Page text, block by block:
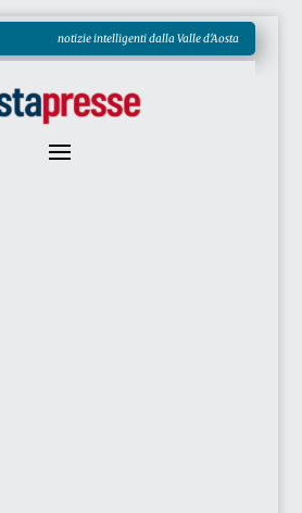
notizie intelligenti dalla Valle d'Aosta